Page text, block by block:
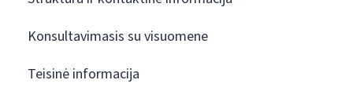
Konsultavimasis su visuomene
Teisinė informacija